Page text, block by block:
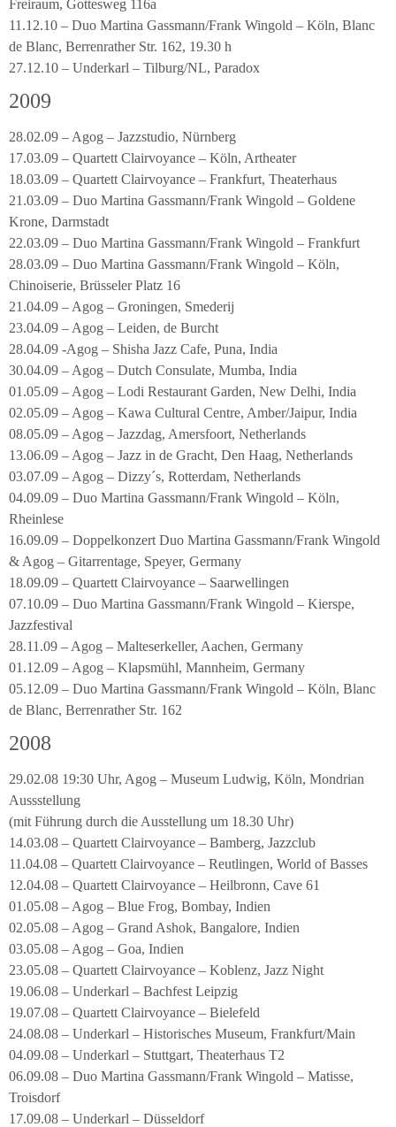
Freiraum, Gottesweg 116a
11.12.10 – Duo Martina Gassmann/Frank Wingold – Köln, Blanc
de Blanc, Berrenrather Str. 162, 19.30 h
27.12.10 – Underkarl – Tilburg/NL, Paradox
2009
28.02.09 – Agog – Jazzstudio, Nürnberg
17.03.09 – Quartett Clairvoyance – Köln, Artheater
18.03.09 – Quartett Clairvoyance – Frankfurt, Theaterhaus
21.03.09 – Duo Martina Gassmann/Frank Wingold – Goldene
Krone, Darmstadt
22.03.09 – Duo Martina Gassmann/Frank Wingold – Frankfurt
28.03.09 – Duo Martina Gassmann/Frank Wingold – Köln,
Chinoiserie, Brüsseler Platz 16
21.04.09 – Agog – Groningen, Smederij
23.04.09 – Agog – Leiden, de Burcht
28.04.09 -Agog – Shisha Jazz Cafe, Puna, India
30.04.09 – Agog – Dutch Consulate, Mumba, India
01.05.09 – Agog – Lodi Restaurant Garden, New Delhi, India
02.05.09 – Agog – Kawa Cultural Centre, Amber/Jaipur, India
08.05.09 – Agog – Jazzdag, Amersfoort, Netherlands
13.06.09 – Agog – Jazz in de Gracht, Den Haag, Netherlands
03.07.09 – Agog – Dizzy´s, Rotterdam, Netherlands
04.09.09 – Duo Martina Gassmann/Frank Wingold – Köln,
Rheinlese
16.09.09 – Doppelkonzert Duo Martina Gassmann/Frank Wingold
& Agog – Gitarrentage, Speyer, Germany
18.09.09 – Quartett Clairvoyance – Saarwellingen
07.10.09 – Duo Martina Gassmann/Frank Wingold – Kierspe,
Jazzfestival
28.11.09 – Agog – Malteserkeller, Aachen, Germany
01.12.09 – Agog – Klapsmühl, Mannheim, Germany
05.12.09 – Duo Martina Gassmann/Frank Wingold – Köln, Blanc
de Blanc, Berrenrather Str. 162
2008
29.02.08 19:30 Uhr, Agog – Museum Ludwig, Köln, Mondrian
Aussstellung
(mit Führung durch die Ausstellung um 18.30 Uhr)
14.03.08 – Quartett Clairvoyance – Bamberg, Jazzclub
11.04.08 – Quartett Clairvoyance – Reutlingen, World of Basses
12.04.08 – Quartett Clairvoyance – Heilbronn, Cave 61
01.05.08 – Agog – Blue Frog, Bombay, Indien
02.05.08 – Agog – Grand Ashok, Bangalore, Indien
03.05.08 – Agog – Goa, Indien
23.05.08 – Quartett Clairvoyance – Koblenz, Jazz Night
19.06.08 – Underkarl – Bachfest Leipzig
19.07.08 – Quartett Clairvoyance – Bielefeld
24.08.08 – Underkarl – Historisches Museum, Frankfurt/Main
04.09.08 – Underkarl – Stuttgart, Theaterhaus T2
06.09.08 – Duo Martina Gassmann/Frank Wingold – Matisse,
Troisdorf
17.09.08 – Underkarl – Düsseldorf